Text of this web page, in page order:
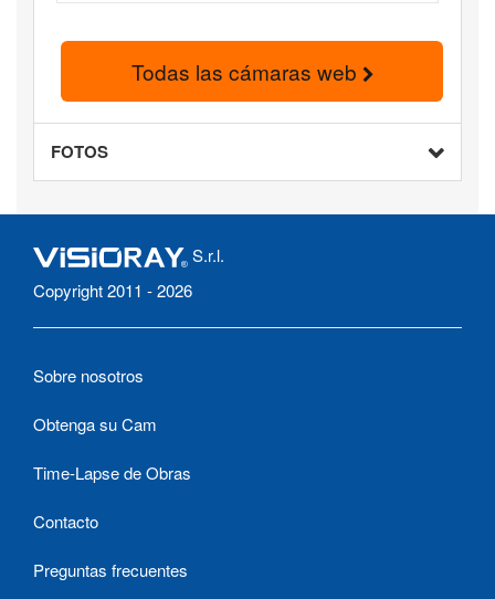
Todas las cámaras web
FOTOS
S.r.l.
Copyright 2011 - 2026
Sobre nosotros
Obtenga su Cam
Time-Lapse de Obras
Contacto
Preguntas frecuentes